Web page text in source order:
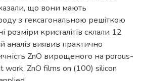
що вони мають
з гексагональною решіткою
кристалітів склали 12
аналіз виявив практично
ZnO вирощеного на porous-
work, ZnO films on (100) silicon